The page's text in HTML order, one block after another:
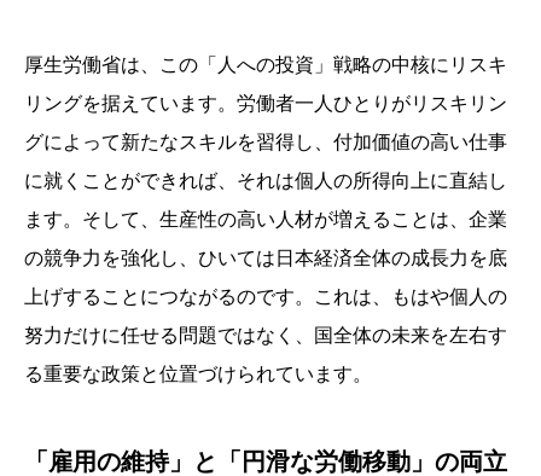
厚生労働省は、この「人への投資」戦略の中核にリスキ
リングを据えています。労働者一人ひとりがリスキリン
グによって新たなスキルを習得し、付加価値の高い仕事
に就くことができれば、それは個人の所得向上に直結し
ます。そして、生産性の高い人材が増えることは、企業
の競争力を強化し、ひいては日本経済全体の成長力を底
上げすることにつながるのです。これは、もはや個人の
努力だけに任せる問題ではなく、国全体の未来を左右す
る重要な政策と位置づけられています。
「雇用の維持」と「円滑な労働移動」の両立